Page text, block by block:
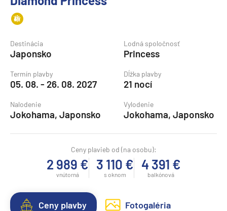
Destinácia
Japonsko
Lodná spoločnosť
Princess
Termín plavby
05. 08. - 26. 08. 2027
Dĺžka plavby
21 nocí
Nalodenie
Jokohama, Japonsko
Vylodenie
Jokohama, Japonsko
Ceny plavieb od (na osobu):
2 989 €
vnútorná
3 110 €
s oknom
4 391 €
balkónová
Ceny plavby Fotogaléria